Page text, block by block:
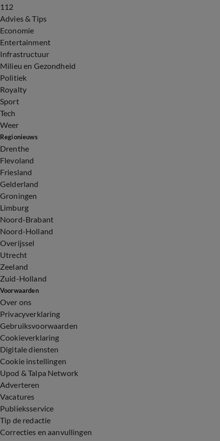
112
Advies & Tips
Economie
Entertainment
Infrastructuur
Milieu en Gezondheid
Politiek
Royalty
Sport
Tech
Weer
Regionieuws
Drenthe
Flevoland
Friesland
Gelderland
Groningen
Limburg
Noord-Brabant
Noord-Holland
Overijssel
Utrecht
Zeeland
Zuid-Holland
Voorwaarden
Over ons
Privacyverklaring
Gebruiksvoorwaarden
Cookieverklaring
Digitale diensten
Cookie instellingen
Upod & Talpa Network
Adverteren
Vacatures
Publieksservice
Tip de redactie
Correcties en aanvullingen